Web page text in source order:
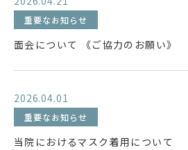
重要なお知らせ
面会について 《ご協力のお願い》
2026.04.01
重要なお知らせ
当院におけるマスク着用について